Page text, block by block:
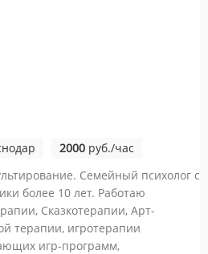
2000 руб./час
Семейный психолог с
более 10 лет. Работаю
Сказкотерапии, Арт-
терапии, игротерапии
игр-программ,